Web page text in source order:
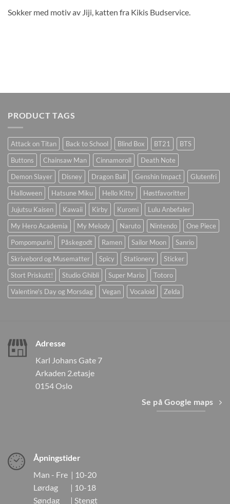
Sokker med motiv av Jiji, katten fra Kikis Budservice.
PRODUCT TAGS
Attack on Titan Back to School Blind Box BT21
BTS
Buttons
Chainsaw Man Cinnamoroll
Death Note
Demon Slayer
Disney Dragon Ball Genshin Impact
Glutenfri
Halloween
Hatsune Miku Hello Kitty
Høstfavoritter
Jujutsu Kaisen
Kawaii Kirby Kuromi
Lulu Anbefaler
My Hero Academia
My Melody Naruto Nintendo
One Piece
Pompompurin
Påskegodt Ramen Sailor Moon
Sanrio
Skrivebord og Musematter
Spicy Stationery
Sticker
Stort Priskutt!
Studio Ghibli Super Mario
Totoro
Valentine's Day og Morsdag
Vegan Vocaloid Zelda
Adresse
Karl Johans Gate 7
Arkaden 2.etasje
0154 Oslo
Se på Google maps
Åpningstider
Man - Fre | 10-20
Lørdag | 10-18
Søndag | Stengt